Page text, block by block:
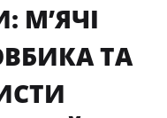
М’ЯЧІ
ТА